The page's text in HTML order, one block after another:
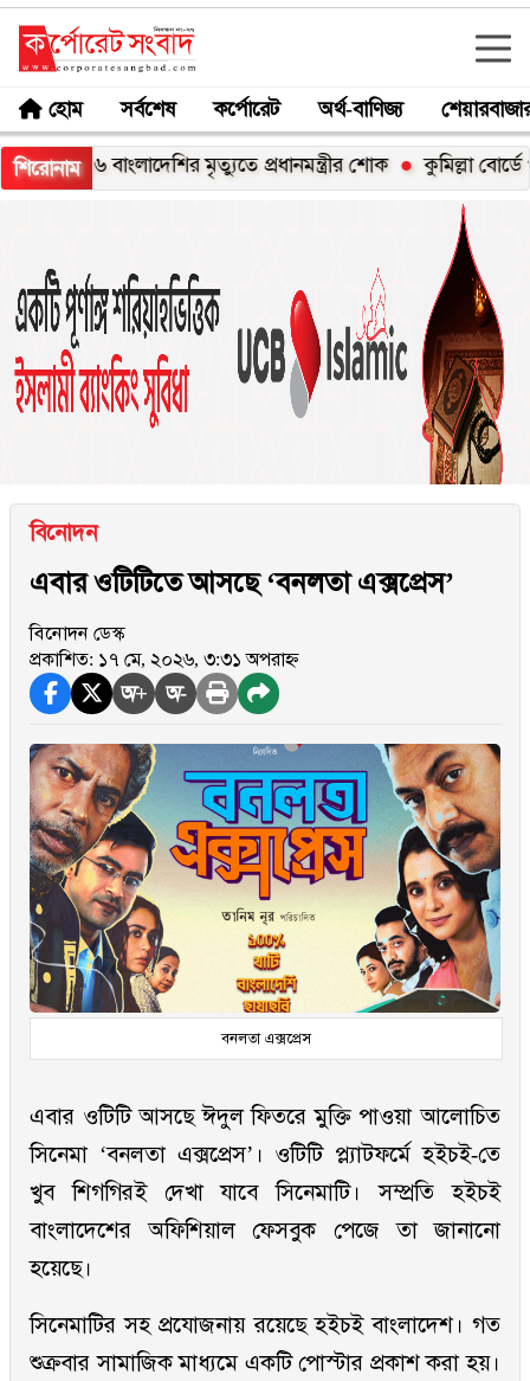
হোম সর্বশেষ কর্পোরেট অর্থ-বাণিজ্য
শিরোনাম
বাংলাদেশির মৃত্যুতে প্রধানমন্ত্রীর শোক কুমিল্লা বোর্ডে পাসের
বিনোদন
এবার ওটিটিতে আসছে ‘বনলতা এক্সপ্রেস’
বিনোদন ডেস্ক
প্রকাশিত: ১৭ মে, ২০২৬, ৩:৩১ অপরাহ্ন
অ+ অ-
বনলতা এক্সপ্রেস
এবার ওটিটি আসছে ঈদুল ফিতরে মুক্তি পাওয়া আলোচিত
সিনেমা ‘বনলতা এক্সপ্রেস’। ওটিটি প্ল্যাটফর্মে হইচই-তে
খুব শিগগিরই দেখা যাবে সিনেমাটি। সম্প্রতি হইচই
বাংলাদেশের অফিশিয়াল ফেসবুক পেজে তা জানানো
হয়েছে।
সিনেমাটির সহ প্রযোজনায় রয়েছে হইচই বাংলাদেশ। গত
শুক্রবার সামাজিক মাধ্যমে একটি পোস্টার প্রকাশ করা হয়।